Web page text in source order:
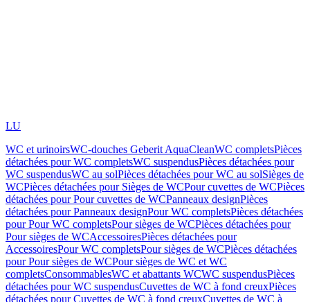
LU
WC et urinoirsWC-douches Geberit AquaCleanWC completsPièces
détachées pour WC completsWC suspendusPièces détachées pour
WC suspendusWC au solPièces détachées pour WC au solSièges de
WCPièces détachées pour Sièges de WCPour cuvettes de WCPièces
détachées pour Pour cuvettes de WCPanneaux designPièces
détachées pour Panneaux designPour WC completsPièces détachées
pour Pour WC completsPour sièges de WCPièces détachées pour
Pour sièges de WCAccessoiresPièces détachées pour
AccessoiresPour WC completsPour sièges de WCPièces détachées
pour Pour sièges de WCPour sièges de WC et WC
completsConsommablesWC et abattants WCWC suspendusPièces
détachées pour WC suspendusCuvettes de WC à fond creuxPièces
détachées pour Cuvettes de WC à fond creuxCuvettes de WC à